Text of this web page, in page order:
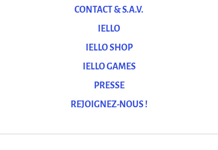
CONTACT & S.A.V.
IELLO
IELLO SHOP
IELLO GAMES
PRESSE
REJOIGNEZ-NOUS !